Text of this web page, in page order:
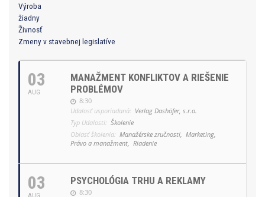
Výroba
žiadny
Živnosť
Zmeny v stavebnej legislatíve
03
AUG
MANAŽMENT KONFLIKTOV A RIEŠENIE
PROBLÉMOV
8:30
Udalosť usporiadaná: Verlag Dashöfer, s.r.o.
Typ Udalosti: Školenie
Oblasť školenia: Manažérske zručnosti, Marketing,
Právo a manažment, Riadenie
03 PSYCHOLÓGIA TRHU A REKLAMY
8:30